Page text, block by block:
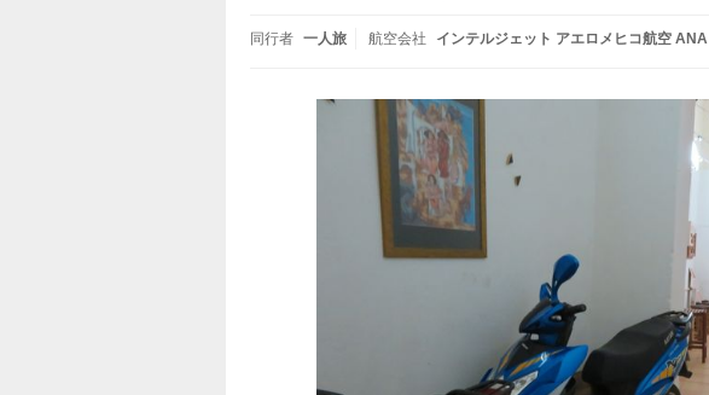
同行者 一人旅 航空会社 インテルジェット アエロメヒコ航空 ANA